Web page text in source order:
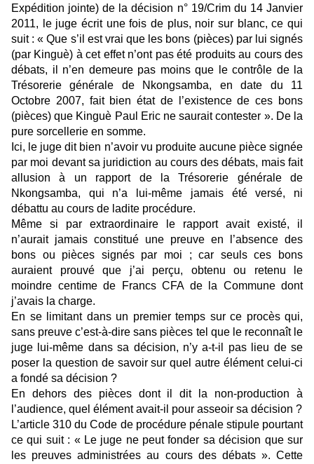
Expédition jointe) de la décision n° 19/Crim du 14 Janvier
2011, le juge écrit une fois de plus, noir sur blanc, ce qui
suit : « Que s’il est vrai que les bons (pièces) par lui signés
(par Kinguè) à cet effet n’ont pas été produits au cours des
débats, il n’en demeure pas moins que le contrôle de la
Trésorerie générale de Nkongsamba, en date du 11
Octobre 2007, fait bien état de l’existence de ces bons
(pièces) que Kinguè Paul Eric ne saurait contester ». De la
pure sorcellerie en somme.
Ici, le juge dit bien n’avoir vu produite aucune pièce signée
par moi devant sa juridiction au cours des débats, mais fait
allusion à un rapport de la Trésorerie générale de
Nkongsamba, qui n’a lui-même jamais été versé, ni
débattu au cours de ladite procédure.
Même si par extraordinaire le rapport avait existé, il
n’aurait jamais constitué une preuve en l’absence des
bons ou pièces signés par moi ; car seuls ces bons
auraient prouvé que j’ai perçu, obtenu ou retenu le
moindre centime de Francs CFA de la Commune dont
j’avais la charge.
En se limitant dans un premier temps sur ce procès qui,
sans preuve c’est-à-dire sans pièces tel que le reconnaît le
juge lui-même dans sa décision, n’y a-t-il pas lieu de se
poser la question de savoir sur quel autre élément celui-ci
a fondé sa décision ?
En dehors des pièces dont il dit la non-production à
l’audience, quel élément avait-il pour asseoir sa décision ?
L’article 310 du Code de procédure pénale stipule pourtant
ce qui suit : « Le juge ne peut fonder sa décision que sur
les preuves administrées au cours des débats ». Cette